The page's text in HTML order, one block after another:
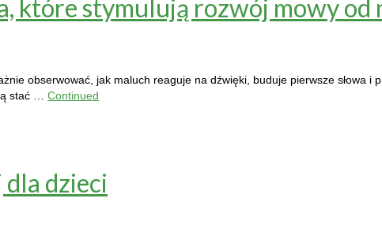
które stymulują rozwój mowy od
obserwować, jak maluch reaguje na dźwięki, buduje pierwsze słowa i
stać … Continued
dzieci